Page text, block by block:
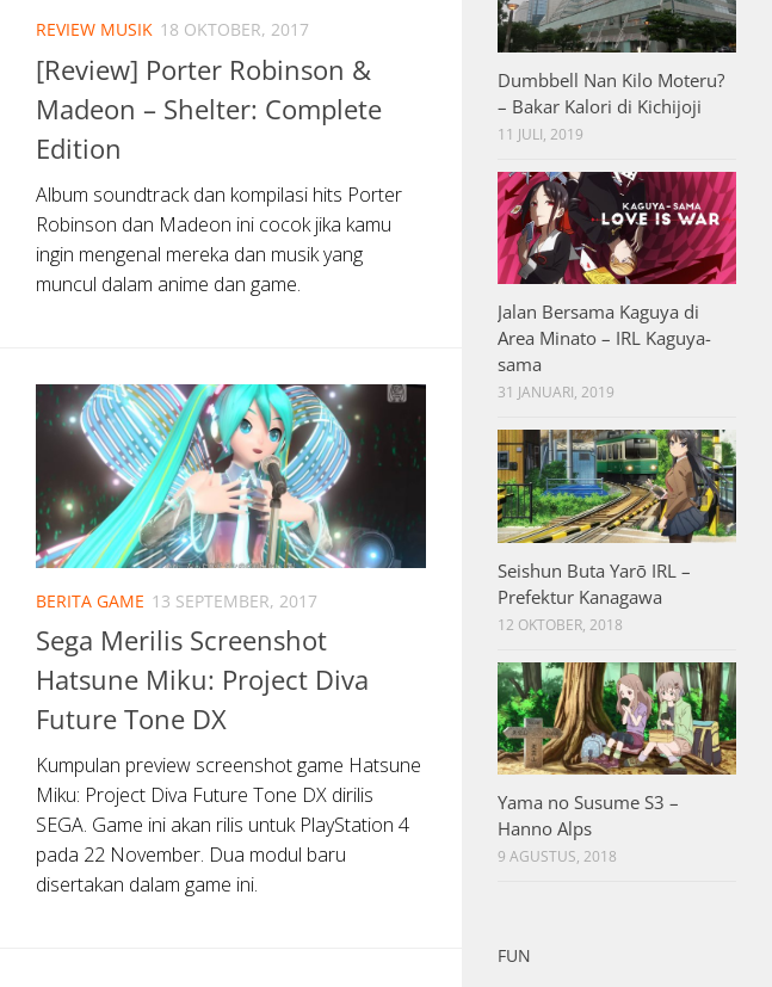
REVIEW MUSIK 18 OKTOBER, 2017
[Review] Porter Robinson &
Madeon – Shelter: Complete
Edition
Album soundtrack dan kompilasi hits Porter
Robinson dan Madeon ini cocok jika kamu
ingin mengenal mereka dan musik yang
muncul dalam anime dan game.
BERITA GAME 13 SEPTEMBER, 2017
Sega Merilis Screenshot
Hatsune Miku: Project Diva
Future Tone DX
Kumpulan preview screenshot game Hatsune
Miku: Project Diva Future Tone DX dirilis
SEGA. Game ini akan rilis untuk PlayStation 4
pada 22 November. Dua modul baru
disertakan dalam game ini.
Dumbbell Nan Kilo Moteru?
– Bakar Kalori di Kichijoji
11 JULI, 2019
Jalan Bersama Kaguya di
Area Minato – IRL Kaguya-
sama
31 JANUARI, 2019
Seishun Buta Yarō IRL –
Prefektur Kanagawa
12 OKTOBER, 2018
Yama no Susume S3 –
Hanno Alps
9 AGUSTUS, 2018
FUN